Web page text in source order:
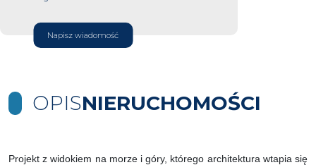
Napisz wiadomość
OPISNIERUCHOMOŚCI
Projekt z widokiem na morze i góry, którego architektura wtapia się